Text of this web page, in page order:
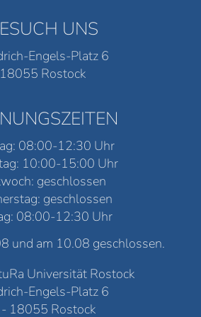
UNS
Engels-Platz 6
18055 Rostock
08:00-12:30 Uhr
10:00-15:00 Uhr
geschlossen
geschlossen
08:00-12:30 Uhr
und am 10.08 geschlossen.
Universität Rostock
Engels-Platz 6
18055 Rostock